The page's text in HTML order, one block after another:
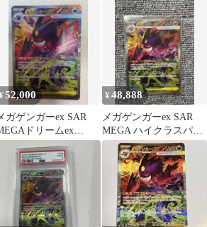
MEGAドリームex
52,000
ガゲンガーex SAR
ドリームex
193 a
¥48,888
メガゲンガーex SAR
MEGA ハイクラスパッ
ク MEGAドリームex
キ…